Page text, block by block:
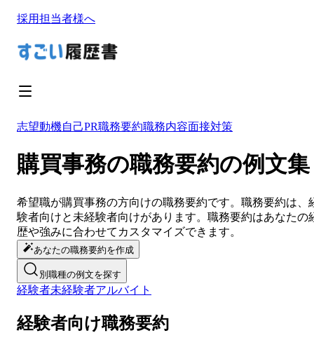
採用担当者様へ
志望動機自己PR職務要約職務内容面接対策
購買事務の職務要約の例文集
希望職が購買事務の方向けの職務要約です。 職務要約は、
験者向けと未経験者向けがあります。 職務要約はあなたの
歴や強みに合わせてカスタマイズできます。
あなたの職務要約を作成
別職種の例文を探す
経験者未経験者アルバイト
経験者向け職務要約